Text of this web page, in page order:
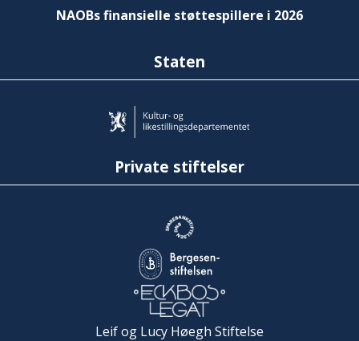
NAOBs finansielle støttespillere i 2026
Staten
Private stiftelser
Leif og Lucy Høegh Stiftelse